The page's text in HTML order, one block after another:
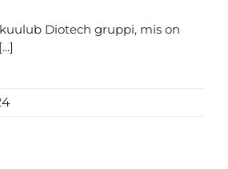
Diotech gruppi, mis on